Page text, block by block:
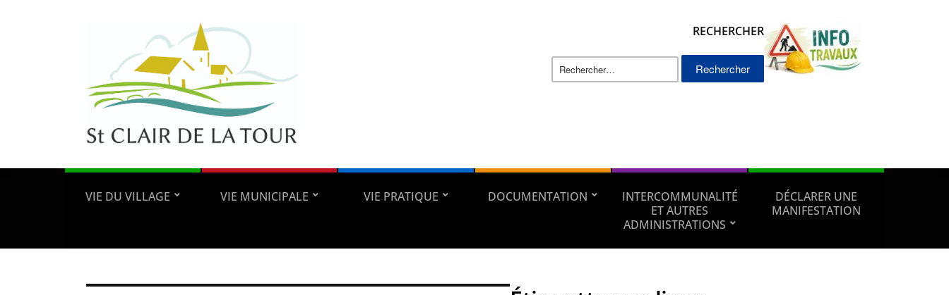
RECHERCHER
Rechercher :
VIE DU VILLAGE VIE MUNICIPALE VIE PRATIQUE DOCUMENTATION
INTERCOMMUNALITÉ
ET AUTRES
ADMINISTRATIONS
DÉCLARER UNE
MANIFESTATION